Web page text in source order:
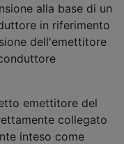
alla base di un
in riferimento
dell'emettitore
emettitore del
collegato
inteso come